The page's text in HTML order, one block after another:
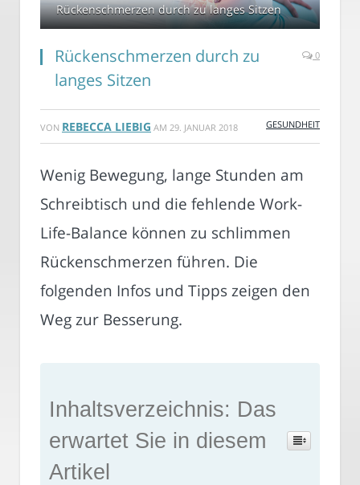
Rückenschmerzen durch zu langes Sitzen
Rückenschmerzen durch zu
langes Sitzen
0
VON REBECCA LIEBIG AM 29. JANUAR 2018 GESUNDHEIT
Wenig Bewegung, lange Stunden am
Schreibtisch und die fehlende Work-
Life-Balance können zu schlimmen
Rückenschmerzen führen. Die
folgenden Infos und Tipps zeigen den
Weg zur Besserung.
Inhaltsverzeichnis: Das
erwartet Sie in diesem
Artikel